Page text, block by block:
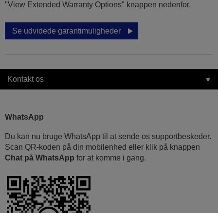
"View Extended Warranty Options" knappen nedenfor.
Se udvidede garantimuligheder
Kontakt os
WhatsApp
Du kan nu bruge WhatsApp til at sende os supportbeskeder.
Scan QR-koden på din mobilenhed eller klik på knappen
Chat på WhatsApp for at komme i gang.